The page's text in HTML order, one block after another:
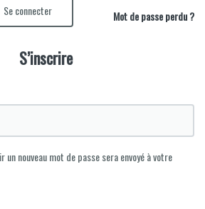
Se connecter Mot de passe perdu ?
S’inscrire
nouveau mot de passe sera envoyé à votre